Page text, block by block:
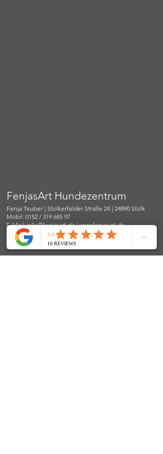
FenjasArt Hundezentrum
Fenja Teuber | Stolkerfelder Straße 24 | 24890 Stolk
Mobil: 0152 / 319 685 97
E-Mail:info@fenjasart.de|www.fenjasart.de